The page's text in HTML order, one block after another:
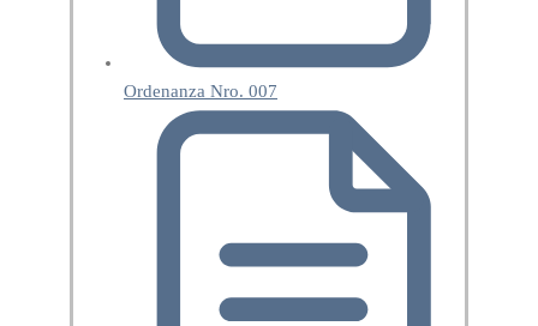
Ordenanza Nro. 007